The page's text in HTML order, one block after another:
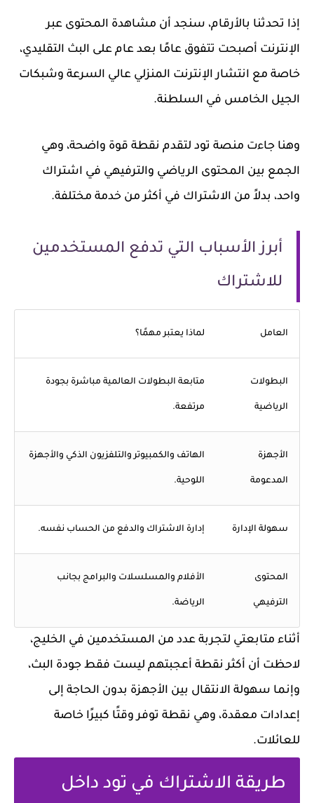
إذا تحدثنا بالأرقام، سنجد أن مشاهدة المحتوى عبر
الإنترنت أصبحت تتفوق عامًا بعد عام على البث التقليدي،
خاصة مع انتشار الإنترنت المنزلي عالي السرعة وشبكات
الجيل الخامس في السلطنة.
وهنا جاءت منصة تود لتقدم نقطة قوة واضحة، وهي
الجمع بين المحتوى الرياضي والترفيهي في اشتراك
واحد، بدلاً من الاشتراك في أكثر من خدمة مختلفة.
أبرز الأسباب التي تدفع المستخدمين
للاشتراك
العامل لماذا يعتبر مهمًا؟
البطولات
الرياضية
متابعة البطولات العالمية مباشرة بجودة
مرتفعة.
الأجهزة
المدعومة
الهاتف والكمبيوتر والتلفزيون الذكي والأجهزة
اللوحية.
سهولة الإدارة إدارة الاشتراك والدفع من الحساب نفسه.
المحتوى
الترفيهي
الأفلام والمسلسلات والبرامج بجانب
الرياضة.
أثناء متابعتي لتجربة عدد من المستخدمين في الخليج،
لاحظت أن أكثر نقطة أعجبتهم ليست فقط جودة البث،
وإنما سهولة الانتقال بين الأجهزة بدون الحاجة إلى
إعدادات معقدة، وهي نقطة توفر وقتًا كبيرًا خاصة
للعائلات.
طريقة الاشتراك في تود داخل